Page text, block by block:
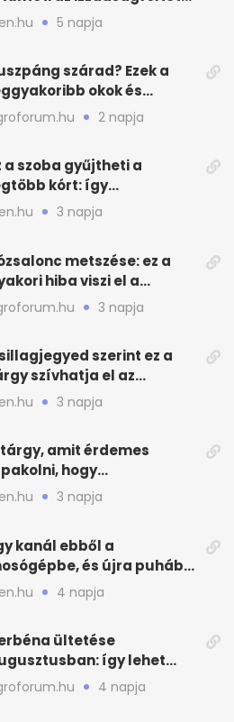
a szagot a matracról
5 napja
szárad? Ezek a
okok és
2 napja
a szoba gyűjtheti a
kórt: így
otthon
3 napja
metszése: ez a
hiba viszi el a
3 napja
szerint ez a
szívhatja el az
energiáját
3 napja
amit érdemes
hogy
tűnjön a lakás
3 napja
kanál ebből a
és újra puhább
a törölköző
4 napja
ültetése
így lehet
idén virágos a kert
4 napja